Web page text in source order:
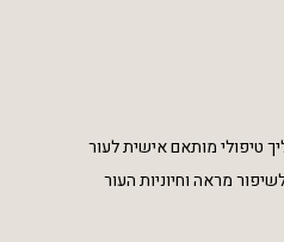
טיפולי מותאם אישית לעור
מראה וחיוניות העור